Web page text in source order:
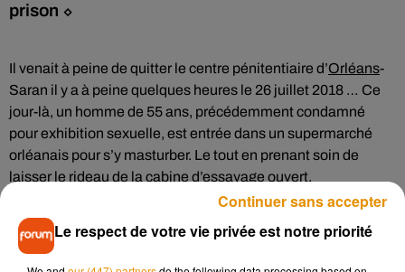
prison ⬦
Il venait à peine de quitter le centre pénitentiaire d’Orléans-
Saran il y a à peine quelques heures le 26 juillet 2018 … Ce
jour-là, un homme de 55 ans, précédemment condamné
pour exhibition sexuelle, est entrée dans un supermarché
orléanais pour s’y masturber. Le tout en prenant soin de
laisser le rideau de la cabine d’essayage ouvert.
SelonLa République du Centre
qui est intervenu pour mettre fin à la scène. L’homme a
Le respect de votre vie privée est notre priorité
Continuer sans accepter